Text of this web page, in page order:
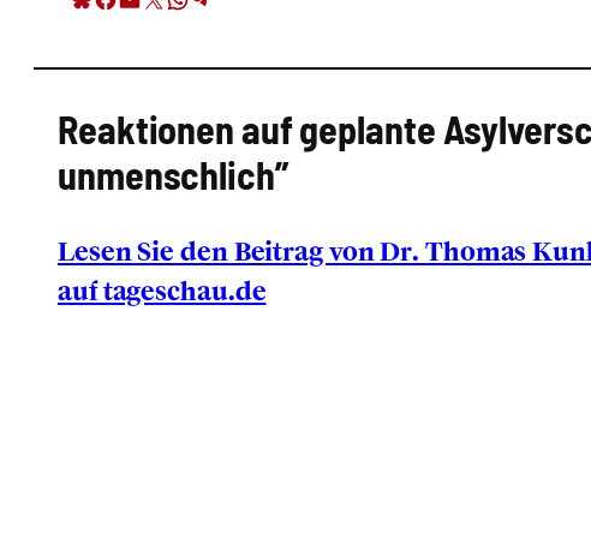
Reak­tio­nen auf geplan­te
unmensch­lich”
Lesen Sie den Bei­trag von Dr. Tho­mas
auf tageschau.de